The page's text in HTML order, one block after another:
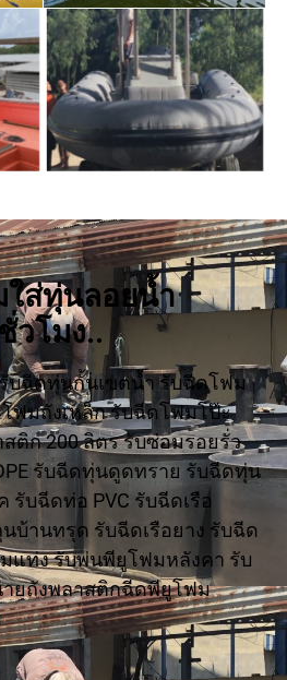
ใส่ทุ่นลอยน้ำ
วโมง..
บฉีดทุ่นกั้นเขตน้ำ รับฉีดโฟม
ฟมถังเหล็ก รับฉีดโฟมโป๊ะ
สติก 200 ลิตร รับซ่อมรอยรั่ว
รับฉีดทุ่นดูดทราย รับฉีดทุ่น
รับฉีดท่อ PVC รับฉีดเรือ
บ้านทรุด รับฉีดเรือยาง รับฉีด
แท่ง รับพ่นพียูโฟมหลังคา รับ
ยถังพลาสติกฉีดพียูโฟม